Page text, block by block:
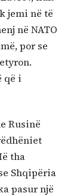
jemi në të
në NATO
por se
që i
Rusinë
tha
Shqipëria
pasur një